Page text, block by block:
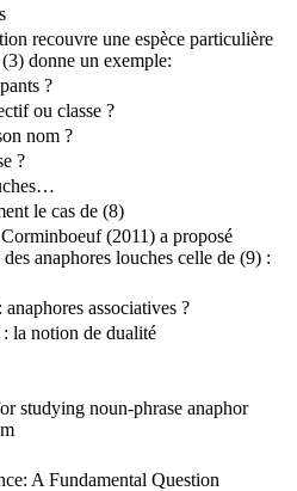
recouvre une espèce particulière
donne un exemple:
?
ou classe ?
nom ?
?
le cas de (8)
(2011) a proposé
anaphores louches celle de (9) :
associatives ?
la notion de dualité
studying noun-phrase anaphor
A Fundamental Question